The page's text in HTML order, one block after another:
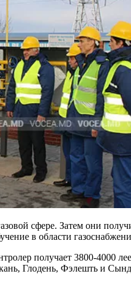
сфере. Затем они
в области
получает 3800-4000
Глодень, Фэлешть и